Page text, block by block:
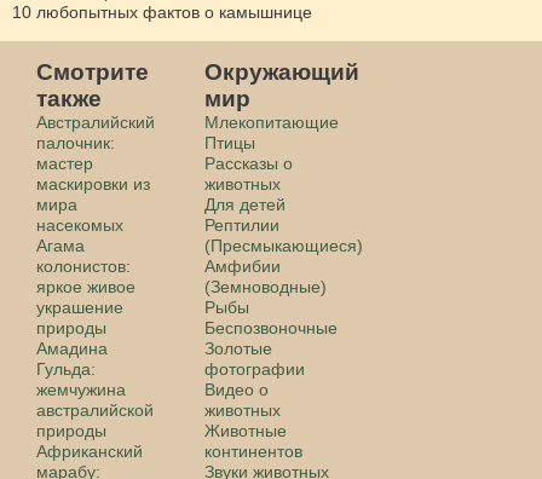
10 любопытных фактов о камышнице
Смотрите
также
Австралийский
палочник:
мастер
маскировки из
мира
насекомых
Агама
колонистов:
яркое живое
украшение
природы
Амадина
Гульда:
жемчужина
австралийской
природы
Африканский
марабу:
Окружающий
мир
Млекопитающие
Птицы
Рассказы о
животных
Для детей
Рептилии
(Пресмыкающиеся)
Амфибии
(Земноводные)
Рыбы
Беспозвоночные
Золотые
фотографии
Видео о
животных
Животные
континентов
Звуки животных